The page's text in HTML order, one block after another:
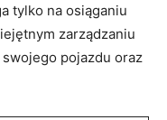
tylko na osiąganiu
zarządzaniu
pojazdu oraz